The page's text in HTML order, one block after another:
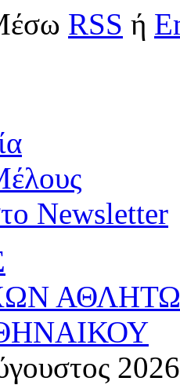
RSS ή
Newsletter